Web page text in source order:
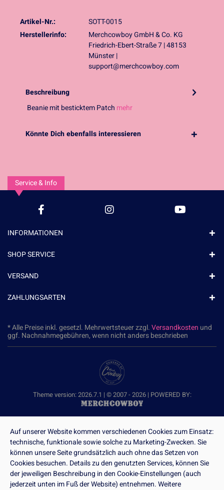
Artikel-Nr.:
SOTT-0015
Herstellerinfo:
Merchcowboy GmbH & Co. KG
Friedrich-Ebert-Straße 7 | 48153
Münster |
support@merchcowboy.com
Beschreibung
Beanie mit besticktem Patch mehr
Könnte Dich ebenfalls interessieren
Service & Info
INFORMATIONEN
SHOP SERVICE
VERSAND
ZAHLUNGSARTEN
* Alle Preise inkl. gesetzl. Mehrwertsteuer zzgl.Versandkosten und
ggf. Nachnahmegebühren, wenn nicht anders beschrieben
Theme version: 2026.7.1 | © 2007 - 2026 | POWERED BY:
Auf unserer Website kommen verschiedenen Cookies zum Einsatz:
technische, funktionale sowie solche zu Marketing-Zwecken. Sie
können unsere Seite grundsätzlich auch ohne das Setzen von
Cookies besuchen. Details zu den genutzten Services, können Sie
der jeweiligen Beschreibung in den Cookie-Einstellungen (auch
jederzeit unten im Fuß der Website) entnehmen. Weitere